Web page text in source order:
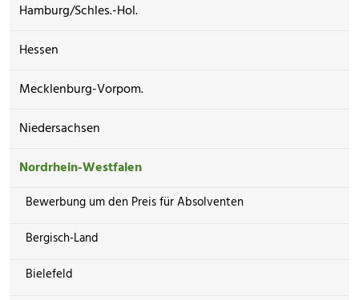
Hamburg/Schles.-Hol.
Hessen
Mecklenburg-Vorpom.
Niedersachsen
Nordrhein-Westfalen
Bewerbung um den Preis für Absolventen
Bergisch-Land
Bielefeld